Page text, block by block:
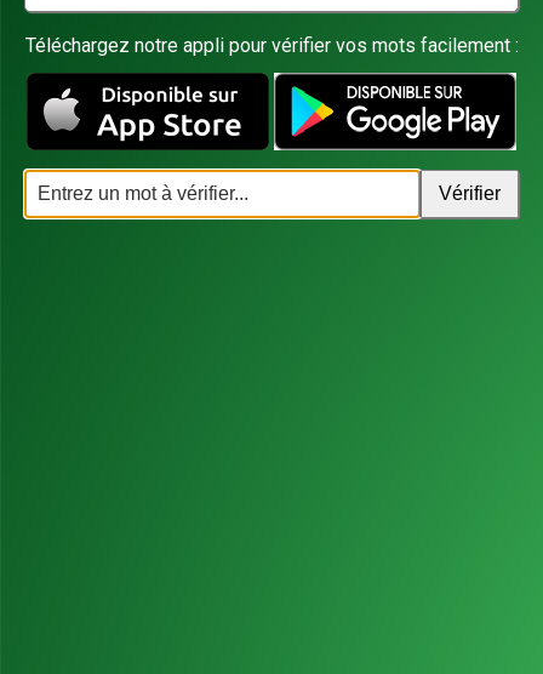
Téléchargez notre appli pour vérifier vos mots facilement :